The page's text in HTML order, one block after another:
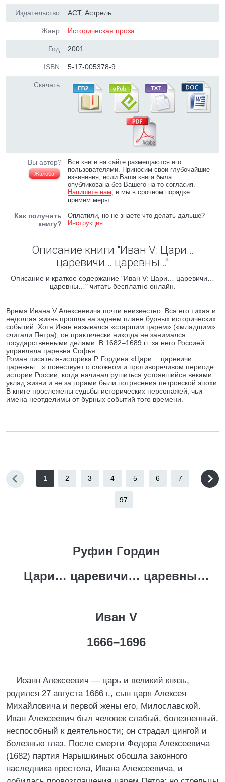
Издательство: ACT, Астрель
Жанр: Историческая проза
Год: 2001
ISBN: 5-17-005378-9
Скачать:
Вы автор?
Жалоба
Все книги на сайте размещаются его
пользователями. Приносим свои глубочайшие
извинения, если Ваша книга была
опубликована без Вашего на то согласия.
Напишите нам, и мы в срочном порядке
примем меры.
Как получить
книгу?
Оплатили, но не знаете что делать дальше?
Инструкция.
Описание книги "Иван V: Цари…
царевичи… царевны…"
Описание и краткое содержание "Иван V: Цари… царевичи…
царевны…" читать бесплатно онлайн.
Время Ивана V Алексеевича почти неизвестно. Вся его тихая и
недолгая жизнь прошла на заднем плане бурных исторических
событий. Хотя Иван назывался «старшим царем» («младшим»
считали Петра), он практически никогда не занимался
государственными делами. В 1682–1689 гг. за него Россией
управляла царевна Софья.
Роман писателя-историка Р. Гордина «Цари… царевичи…
царевны…» повествует о сложном и противоречивом периоде
истории России, когда начинал рушиться устоявшийся веками
уклад жизни и не за горами были потрясения петровской эпохи.
В книге прослежены судьбы исторических персонажей, чьи
имена неотделимы от бурных событий того времени.
1 2 3 4 5 6 7
97
Руфин Гордин
Цари… царевичи… царевны…
Иван V
1666–1696
Иоанн Алексеевич — царь и великий князь,
родился 27 августа 1666 г., сын царя Алексея
Михайловича и первой жены его, Милославской.
Иван Алексеевич был человек слабый, болезненный,
неспособный к деятельности; он страдал цингой и
болезнью глаз. После смерти Федора Алексеевича
(1682) партия Нарышкиных обошла законного
наследника престола, Ивана Алексеевича, и